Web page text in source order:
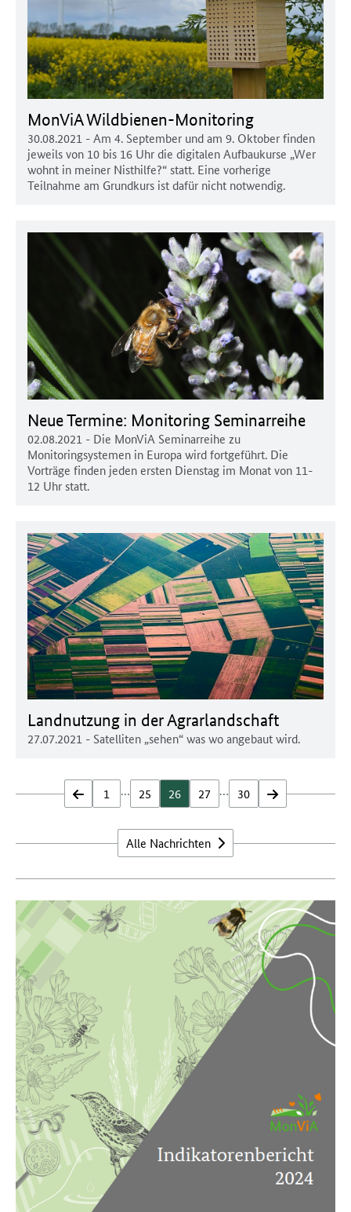
MonViA Wildbienen-Monitoring
30.08.2021 - Am 4. September und am 9. Oktober finden
jeweils von 10 bis 16 Uhr die digitalen Aufbaukurse „Wer
wohnt in meiner Nisthilfe?“ statt. Eine vorherige
Teilnahme am Grundkurs ist dafür nicht notwendig.
Neue Termine: Monitoring Seminarreihe
02.08.2021 - Die MonViA Seminarreihe zu
Monitoringsystemen in Europa wird fortgeführt. Die
Vorträge finden jeden ersten Dienstag im Monat von 11-
12 Uhr statt.
Landnutzung in der Agrarlandschaft
27.07.2021 - Satelliten „sehen“ was wo angebaut wird.
zurück
1 … 25 26 27 … 30 vor
Alle Nachrichten